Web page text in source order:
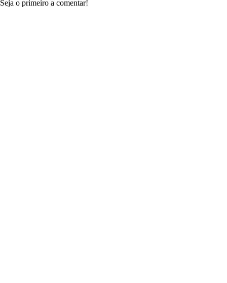
Seja o primeiro a comentar!